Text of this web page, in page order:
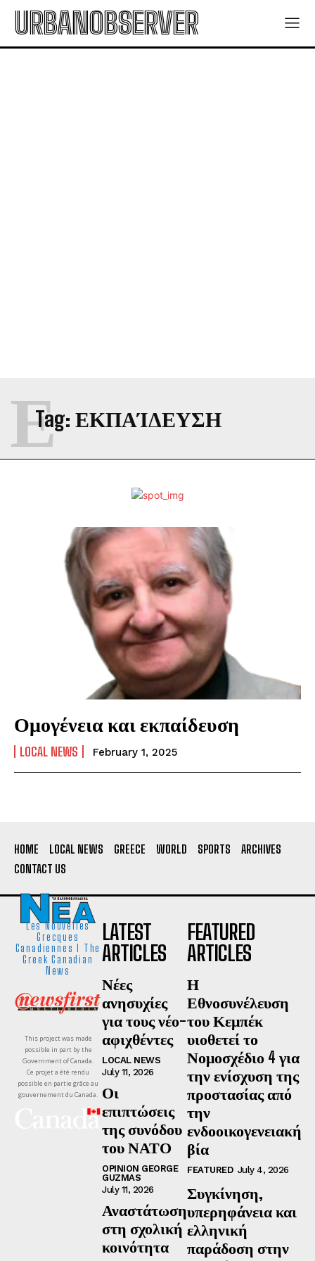
URBANOBSERVER
Tag: ΕΚΠΑΊΔΕΥΣΗ
Ε
Ομογένεια και εκπαίδευση
LOCAL NEWS February 1, 2025
HOME LOCAL NEWS GREECE WORLD SPORTS
ARCHIVES
CONTACT US
Les Nouvelles
Grecques
Canadiennes I The
Greek Canadian
News
This project was made
possible in part by the
Government of Canada.
Ce projet a été rendu
possible en partie grâce au
gouvernement du Canada.
LATEST
ARTICLES
Νέες
ανησυχίες
για τους νέο-
αφιχθέντες
LOCAL NEWS
July 11, 2026
Οι
επιπτώσεις
της συνόδου
του ΝΑΤΟ
OPINION GEORGE
GUZMAS
July 11, 2026
Αναστάτωση
στη σχολική
κοινότητα
FEATURED
ARTICLES
Η
Εθνοσυνέλευση
του Κεμπέκ
υιοθετεί το
Νομοσχέδιο 4 για
την ενίσχυση της
προστασίας από
την
ενδοοικογενειακή
βία
FEATURED July 4, 2026
Συγκίνηση,
υπερηφάνεια και
ελληνική
παράδοση στην